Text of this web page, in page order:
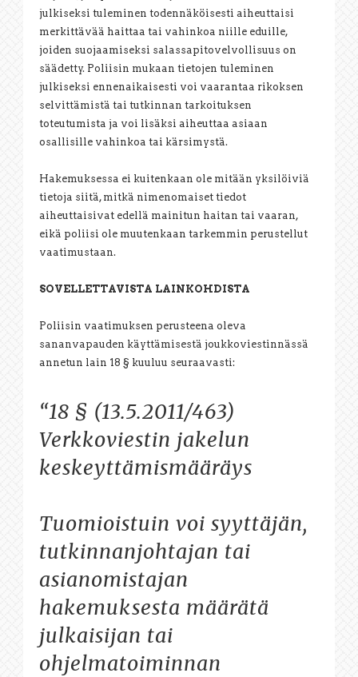
julkiseksi tuleminen todennäköisesti aiheuttaisi
merkittävää haittaa tai vahinkoa niille eduille,
joiden suojaamiseksi salassapitovelvollisuus on
säädetty. Poliisin mukaan tietojen tuleminen
julkiseksi ennenaikaisesti voi vaarantaa rikoksen
selvittämistä tai tutkinnan tarkoituksen
toteutumista ja voi lisäksi aiheuttaa asiaan
osallisille vahinkoa tai kärsimystä.
Hakemuksessa ei kuitenkaan ole mitään yksilöiviä
tietoja siitä, mitkä nimenomaiset tiedot
aiheuttaisivat edellä mainitun haitan tai vaaran,
eikä poliisi ole muutenkaan tarkemmin perustellut
vaatimustaan.
SOVELLETTAVISTA LAINKOHDISTA
Poliisin vaatimuksen perusteena oleva
sananvapauden käyttämisestä joukkoviestinnässä
annetun lain 18 § kuuluu seuraavasti:
“18 § (13.5.2011/463)
Verkkoviestin jakelun
keskeyttämismääräys
Tuomioistuin voi syyttäjän,
tutkinnanjohtajan tai
asianomistajan
hakemuksesta määrätä
julkaisijan tai
ohjelmatoiminnan